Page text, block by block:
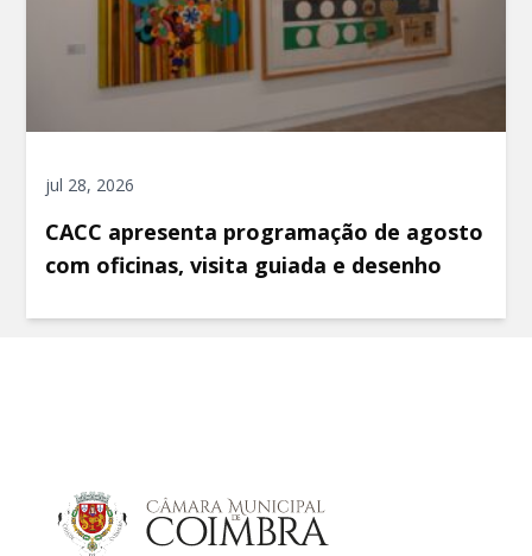
jul 28, 2026
CACC apresenta programação de agosto
com oficinas, visita guiada e desenho